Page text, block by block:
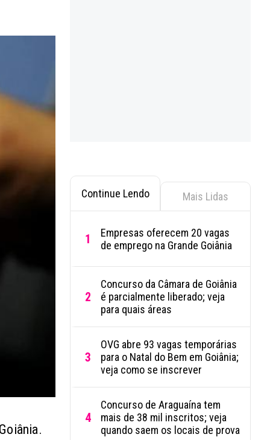
Continue Lendo Mais Lidas
1
Empresas oferecem 20 vagas
de emprego na Grande Goiânia
2
Concurso da Câmara de Goiânia
é parcialmente liberado; veja
para quais áreas
3
OVG abre 93 vagas temporárias
para o Natal do Bem em Goiânia;
veja como se inscrever
4
Concurso de Araguaína tem
mais de 38 mil inscritos; veja
quando saem os locais de prova